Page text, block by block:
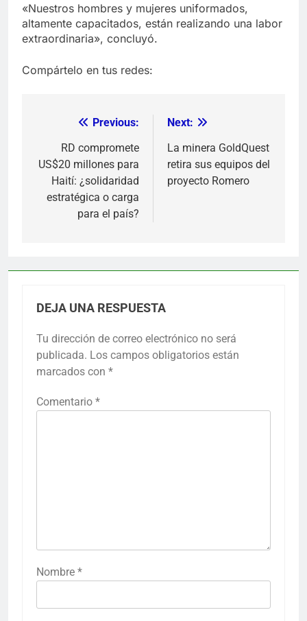
«Nuestros hombres y mujeres uniformados,
altamente capacitados, están realizando una labor
extraordinaria», concluyó.
Compártelo en tus redes:
Navegación
entradas
Previous:
RD compromete
US$20 millones para
Haití: ¿solidaridad
estratégica o carga
para el país?
Next:
La minera GoldQuest
retira sus equipos del
proyecto Romero
DEJA UNA RESPUESTA
Tu dirección de correo electrónico no será
publicada. Los campos obligatorios están
marcados con *
Comentario *
Nombre *